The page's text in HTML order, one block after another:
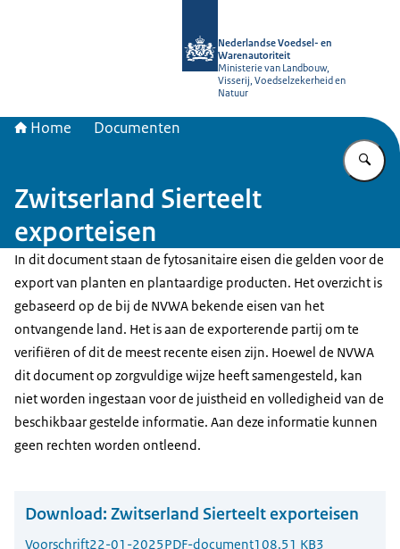
Nederlandse Voedsel- en
Warenautoriteit
Ministerie van Landbouw,
Visserij, Voedselzekerheid en
Natuur
Home Documenten
Zwitserland Sierteelt
exporteisen
In dit document staan de fytosanitaire eisen die gelden voor de
export van planten en plantaardige producten. Het overzicht is
gebaseerd op de bij de NVWA bekende eisen van het
ontvangende land. Het is aan de exporterende partij om te
verifiëren of dit de meest recente eisen zijn. Hoewel de NVWA
dit document op zorgvuldige wijze heeft samengesteld, kan
niet worden ingestaan voor de juistheid en volledigheid van de
beschikbaar gestelde informatie. Aan deze informatie kunnen
geen rechten worden ontleend.
Download: Zwitserland Sierteelt exporteisen
Voorschrift22-01-2025PDF-document108.51 KB3